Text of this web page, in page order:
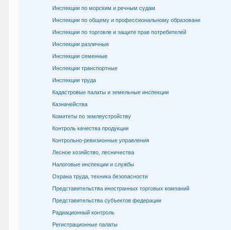
Инспекции по морским и речным судам
Инспекции по общему и профессиональному образовани
Инспекции по торговле и защите прав потребителей
Инспекции различные
Инспекции семенные
Инспекции транспортные
Инспекции труда
Кадастровые палаты и земельные инспекции
Казначейства
Комитеты по землеустройству
Контроль качества продукции
Контрольно-ревизионные управления
Лесное хозяйство, лесничества
Налоговые инспекции и службы
Охрана труда, техника безопасности
Представительства иностранных торговых компаний
Представительства субъектов федерации
Радиационный контроль
Регистрационные палаты